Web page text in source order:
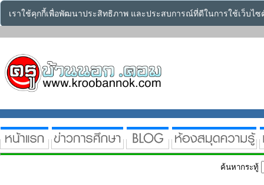
เราใช้คุกกี้เพื่อพัฒนาประสิทธิภาพ และประสบการณ์ที่ดีในการใช้เว็บไ
ค้นหากระทู้